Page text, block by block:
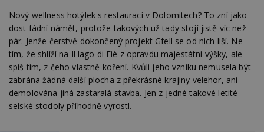
Nový wellness hotýlek s restaurací v Dolomitech? To zní jako
dost fádní námět, protože takových už tady stojí jistě víc než
pár. Jenže čerstvě dokončený projekt Gfell se od nich liší. Ne
tím, že shlíží na Il lago di Fiè z opravdu majestátní výšky, ale
spíš tím, z čeho vlastně koření. Kvůli jeho vzniku nemusela být
zabrána žádná další plocha z překrásné krajiny velehor, ani
demolována jiná zastaralá stavba. Jen z jedné takové letité
selské stodoly příhodně vyrostl.